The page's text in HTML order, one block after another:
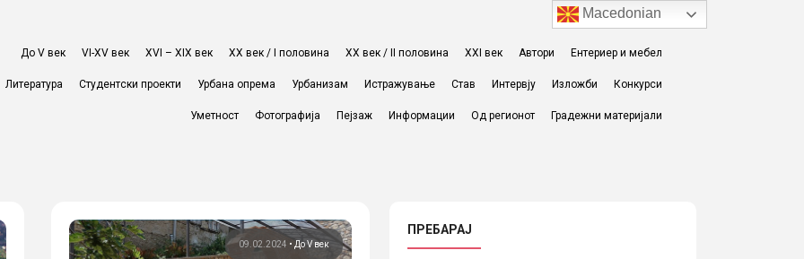
До V век VI-XV век XVI – XIX век ХХ век / I половина ХХ век / II половина XXI век Автори Ентериер и мебел
Литература Студентски проекти Урбана опрема Урбанизам Истражување Став Интервју Изложби Конкурси
Уметност Фотографија Пејзаж Информации Од регионот Градежни материјали
09.02.2024 • До V век
ПРЕБАРАЈ
Macedonian